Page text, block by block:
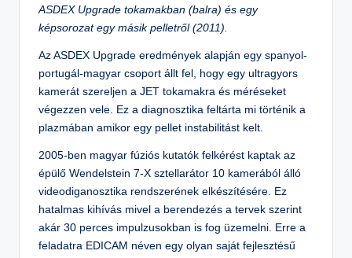
ASDEX Upgrade tokamakban (balra) és egy
képsorozat egy másik pelletről (2011).
Az ASDEX Upgrade eredmények alapján egy spanyol-
portugál-magyar csoport állt fel, hogy egy ultragyors
kamerát szereljen a JET tokamakra és méréseket
végezzen vele. Ez a diagnosztika feltárta mi történik a
plazmában amikor egy pellet instabilitást kelt.
2005-ben magyar fúziós kutatók felkérést kaptak az
épülő Wendelstein 7-X sztellarátor 10 kamerából álló
videodiganosztika rendszerének elkészítésére. Ez
hatalmas kihívás mivel a berendezés a tervek szerint
akár 30 perces impulzusokban is fog üzemelni. Erre a
feladatra EDICAM néven egy olyan saját fejlesztésű